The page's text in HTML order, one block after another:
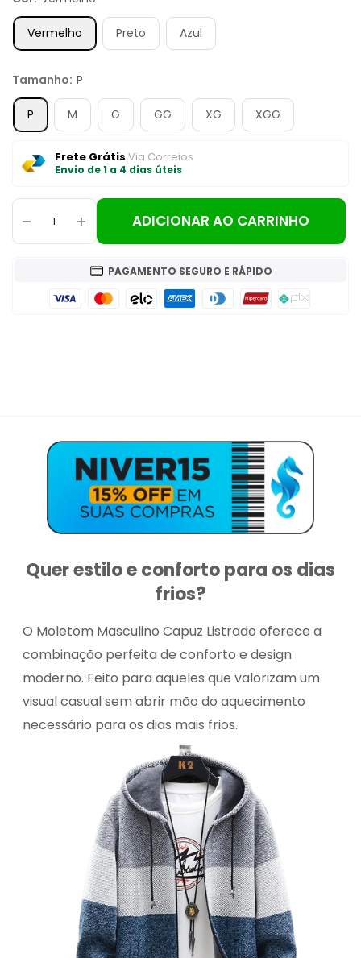
Vermelho Preto Azul
Tamanho: P
P M G GG XG XGG
Frete Grátis Via Correios
Envio de 1 a 4 dias úteis
ADICIONAR AO CARRINHO
PAGAMENTO SEGURO E RÁPIDO
Quer estilo e conforto para os dias
frios?
O Moletom Masculino Capuz Listrado oferece a
combinação perfeita de conforto e design
moderno. Feito para aqueles que valorizam um
visual casual sem abrir mão do aquecimento
necessário para os dias mais frios.